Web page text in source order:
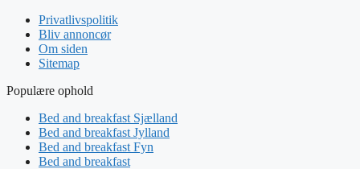
Privatlivspolitik
Bliv annoncør
Om siden
Sitemap
Populære ophold
Bed and breakfast Sjælland
Bed and breakfast Jylland
Bed and breakfast Fyn
Bed and breakfast